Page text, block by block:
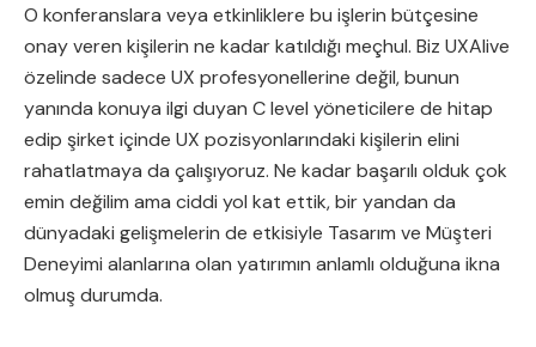
O konferanslara veya etkinliklere bu işlerin bütçesine
onay veren kişilerin ne kadar katıldığı meçhul. Biz UXAlive
özelinde sadece UX profesyonellerine değil, bunun
yanında konuya ilgi duyan C level yöneticilere de hitap
edip şirket içinde UX pozisyonlarındaki kişilerin elini
rahatlatmaya da çalışıyoruz. Ne kadar başarılı olduk çok
emin değilim ama ciddi yol kat ettik, bir yandan da
dünyadaki gelişmelerin de etkisiyle Tasarım ve Müşteri
Deneyimi alanlarına olan yatırımın anlamlı olduğuna ikna
olmuş durumda.